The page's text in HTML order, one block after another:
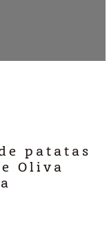
patatas
Oliva